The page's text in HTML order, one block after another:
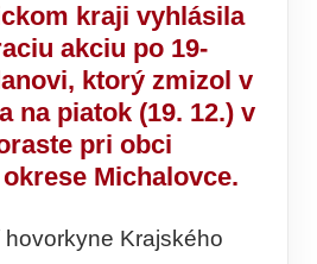
kraji vyhlásila
akciu po 19-
ktorý zmizol v
na piatok (19. 12.) v
pri obci
Michalovce.
Krajského